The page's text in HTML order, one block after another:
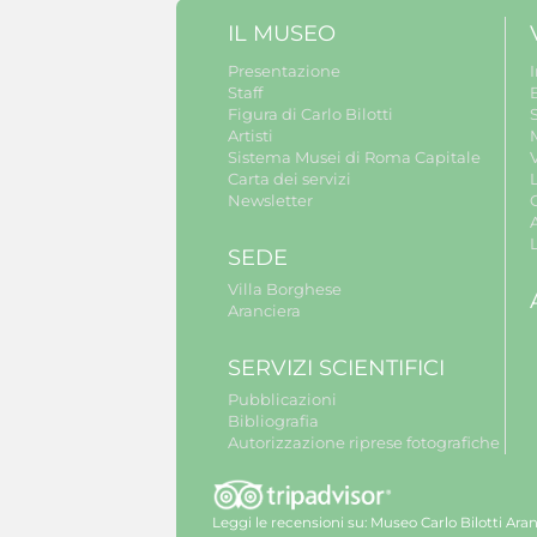
IL MUSEO
Presentazione
Staff
Figura di Carlo Bilotti
Artisti
Sistema Musei di Roma Capitale
Carta dei servizi
Newsletter
SEDE
Villa Borghese
Aranciera
SERVIZI SCIENTIFICI
Pubblicazioni
Bibliografia
Autorizzazione riprese fotografiche
Leggi le recensioni su: Museo Carlo Bilotti